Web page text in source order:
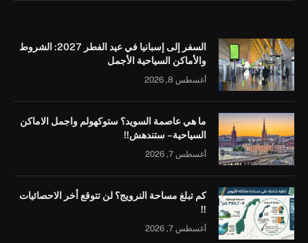
السفر إلى إسبانيا في عيد الفطر 2027: الشروط
والأماكن السياحية الأجمل
أغسطس 8, 2026
ما هي عاصمة السويد؟ ستوكهولم واجمل الاماكن
السياحية – ستندهش!!
أغسطس 7, 2026
كم تبلغ مساحة النرويج؟ لن تتوقع أخر الاحصائيات
!!
أغسطس 7, 2026